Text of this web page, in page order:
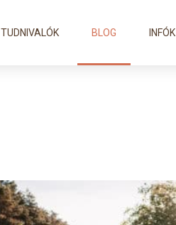
TUDNIVALÓK BLOG